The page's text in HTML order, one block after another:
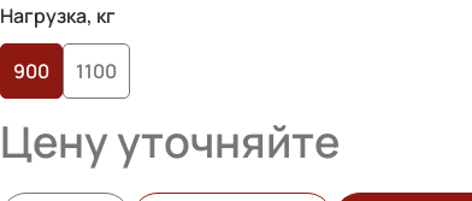
Нагрузка, кг
900 1100
Цену уточняйте